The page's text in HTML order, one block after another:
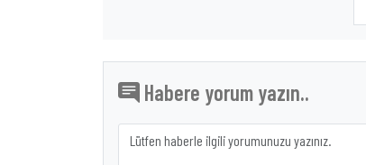
Habere yorum yazın..